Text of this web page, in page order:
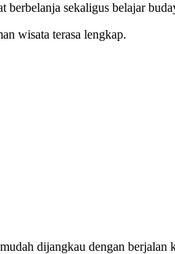
berbelanja sekaligus belajar
wisata terasa lengkap.
dijangkau dengan berjalan